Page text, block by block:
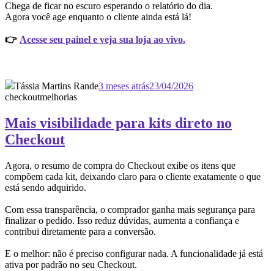
Chega de ficar no escuro esperando o relatório do dia.
Agora você age enquanto o cliente ainda está lá!
👉 Acesse seu painel e veja sua loja ao vivo.
Tássia Martins Rande3 meses atrás23/04/2026
checkoutmelhorias
Mais visibilidade para kits direto no
Checkout
Agora, o resumo de compra do Checkout exibe os itens que
compõem cada kit, deixando claro para o cliente exatamente o que
está sendo adquirido.
Com essa transparência, o comprador ganha mais segurança para
finalizar o pedido. Isso reduz dúvidas, aumenta a confiança e
contribui diretamente para a conversão.
E o melhor: não é preciso configurar nada. A funcionalidade já está
ativa por padrão no seu Checkout.